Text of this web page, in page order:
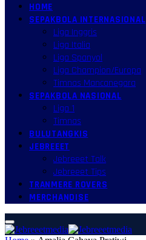
HOME
SEPAKBOLA INTERNASIONAL
Liga Inggris
Liga Italia
Liga Spanyol
Liga Champion/Europa
Timnas Mancanegara
SEPAKBOLA NASIONAL
Liga 1
Timnas
BULUTANGKIS
JEBREEET
Jebreeet Talk
Jebreeet Tips
TRANMERE ROVERS
MERCHANDISE